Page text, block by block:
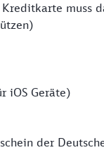
muss
iOS Geräte)
der